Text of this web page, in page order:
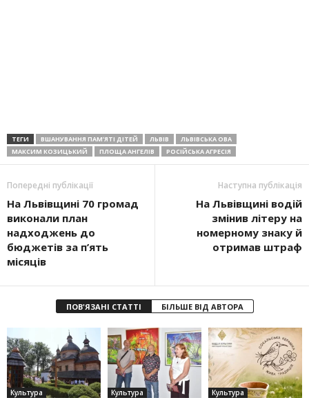
ТЕГИ ВШАНУВАННЯ ПАМʼЯТІ ДІТЕЙ ЛЬВІВ
ЛЬВІВСЬКА ОВА
МАКСИМ КОЗИЦЬКИЙ
ПЛОЩА АНГЕЛІВ РОСІЙСЬКА АГРЕСІЯ
Попередні публікації
На Львівщині 70 громад
виконали план
надходжень до
бюджетів за п’ять
місяців
Наступна публікація
На Львівщині водій
змінив літеру на
номерному знаку й
отримав штраф
ПОВ'ЯЗАНІ СТАТТІ БІЛЬШЕ ВІД АВТОРА
Культура Культура Культура